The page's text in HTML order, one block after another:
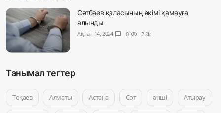
Сәтбаев қаласының әкімі қамауға
алынды
Ақпан 14, 2024 chat_bubble 0 visibility 2.8k
Танымал тегтер
Тоқаев Алматы Астана Сот әнші Атырау